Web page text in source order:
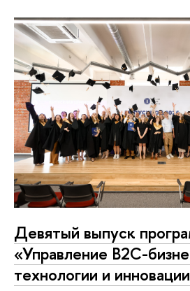
Девятый выпуск
«Управление B2C-
технологии и